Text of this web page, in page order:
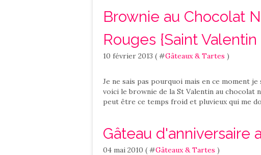
Brownie au Chocolat
Rouges {Saint Valentin
10 février 2013 ( #Gâteaux & Tartes )
Je ne sais pas pourquoi mais en ce moment
voici le brownie de la St Valentin au chocolat
peut être ce temps froid et pluvieux qui me
Gâteau d'anniversaire
04 mai 2010 ( #Gâteaux & Tartes )